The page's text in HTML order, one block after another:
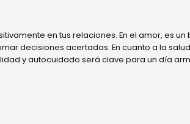
en tus relaciones. En el amor, es
decisiones acertadas. En cuanto a la
y autocuidado será clave para un día